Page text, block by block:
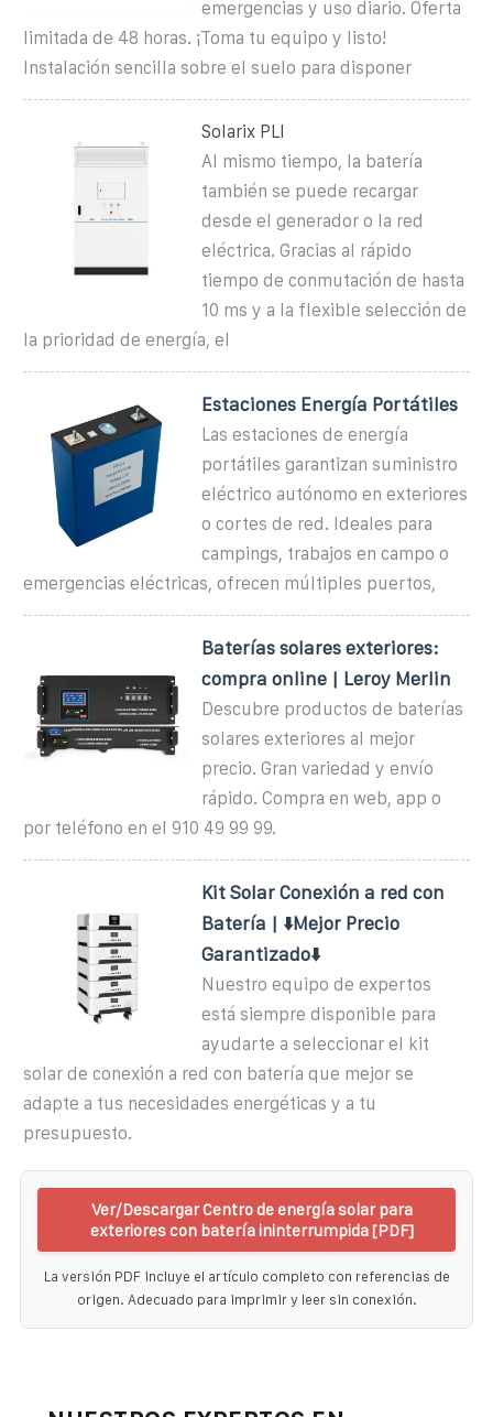
emergencias y uso diario. Oferta
limitada de 48 horas. ¡Toma tu equipo y listo!
Instalación sencilla sobre el suelo para disponer
Solarix PLI
Al mismo tiempo, la batería
también se puede recargar
desde el generador o la red
eléctrica. Gracias al rápido
tiempo de conmutación de hasta
10 ms y a la flexible selección de
la prioridad de energía, el
Estaciones Energía Portátiles
Las estaciones de energía
portátiles garantizan suministro
eléctrico autónomo en exteriores
o cortes de red. Ideales para
campings, trabajos en campo o
emergencias eléctricas, ofrecen múltiples puertos,
Baterías solares exteriores:
compra online | Leroy Merlin
Descubre productos de baterías
solares exteriores al mejor
precio. Gran variedad y envío
rápido. Compra en web, app o
por teléfono en el 910 49 99 99.
Kit Solar Conexión a red con
Batería | ⬇️Mejor Precio
Garantizado⬇️
Nuestro equipo de expertos
está siempre disponible para
ayudarte a seleccionar el kit
solar de conexión a red con batería que mejor se
adapte a tus necesidades energéticas y a tu
presupuesto.
Ver/Descargar Centro de energía solar para
exteriores con batería ininterrumpida [PDF]
La versión PDF incluye el artículo completo con referencias de
origen. Adecuado para imprimir y leer sin conexión.